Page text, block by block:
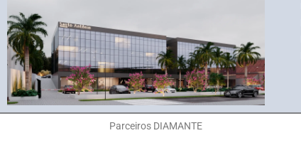
Parceiros DIAMANTE